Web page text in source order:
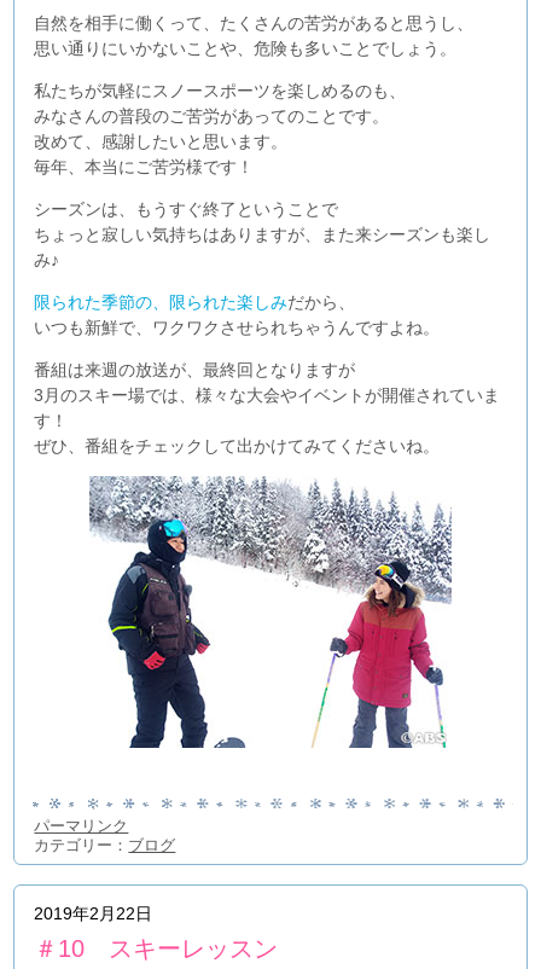
自然を相手に働くって、たくさんの苦労があると思うし、
思い通りにいかないことや、危険も多いことでしょう。
私たちが気軽にスノースポーツを楽しめるのも、
みなさんの普段のご苦労があってのことです。
改めて、感謝したいと思います。
毎年、本当にご苦労様です！
シーズンは、もうすぐ終了ということで
ちょっと寂しい気持ちはありますが、また来シーズンも楽し
み♪
限られた季節の、限られた楽しみだから、
いつも新鮮で、ワクワクさせられちゃうんですよね。
番組は来週の放送が、最終回となりますが
3月のスキー場では、様々な大会やイベントが開催されていま
す！
ぜひ、番組をチェックして出かけてみてくださいね。
パーマリンク
カテゴリー： ブログ
2019年2月22日
＃10 スキーレッスン